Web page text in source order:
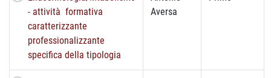
- attività formativa
caratterizzante
professionalizzante
specifica della tipologia
Aversa